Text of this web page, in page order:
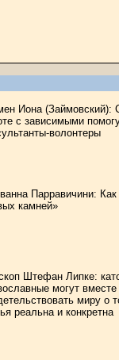
Иона (Займовский):
с зависимыми
волонтеры
Парравичини: Как
камней»
Штефан Липке:
могут вместе
миру о
реальна и конкретна